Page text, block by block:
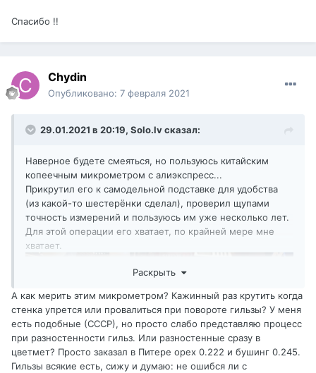
Спасибо !!
Chydin
Опубликовано: 7 февраля 2021
29.01.2021 в 20:19, Solo.lvсказал:
Наверное будете смеяться, но пользуюсь китайским
копеечным микрометром с алиэкспресс...
Прикрутил его к самодельной подставке для удобства
(из какой-то шестерёнки сделал), проверил щупами
точность измерений и пользуюсь им уже несколько лет.
Для этой операции его хватает, по крайней мере мне
хватает.
Раскрыть
А как мерить этим микрометром? Кажинный раз крутить когда
стенка упрется или провалиться при повороте гильзы? У меня
есть подобные (СССР), но просто слабо представляю процесс
при разностенности гильз. Или разностенные сразу в
цветмет? Просто заказал в Питере орех 0.222 и бушинг 0.245.
Гильзы всякие есть, сижу и думаю: не ошибся ли с